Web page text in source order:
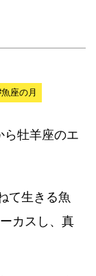
座の月
ら牡羊座のエ
て生きる魚
カスし、真